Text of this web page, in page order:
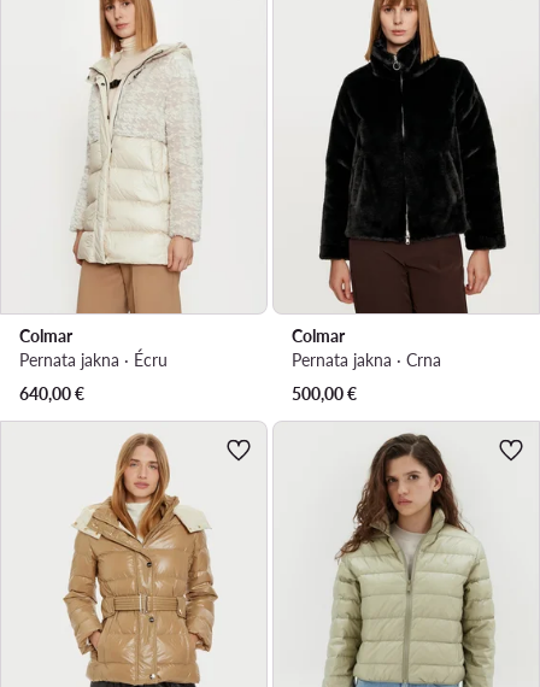
Colmar
Pernata jakna · Écru
640,00€
Colmar
Pernata jakna · Crna
500,00€